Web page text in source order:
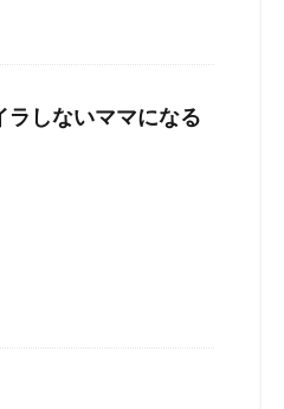
ラしないママになる